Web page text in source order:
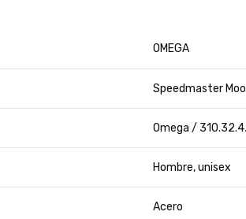
OMEGA
Speedmaster
Omega /
Hombre, unisex
Acero